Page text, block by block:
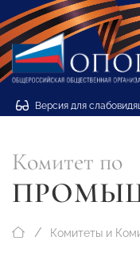
Версия для
Комитет по
Комитеты и